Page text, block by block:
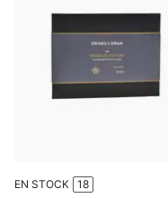
EN STOCK 18